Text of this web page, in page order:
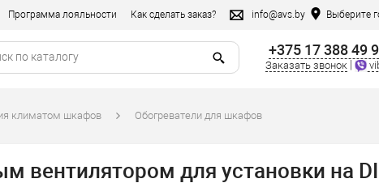
Программа лояльности Как сделать заказ? info@avs.by Выберите
+375 17 388 49
Заказать звонок
климатом шкафов Обогреватели для шкафов
вентилятором для установки на